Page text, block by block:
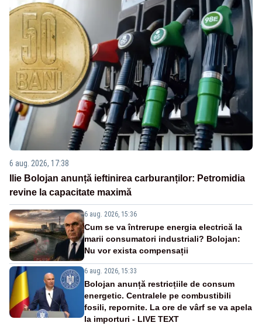
6 aug. 2026, 17:38
Ilie Bolojan anunță ieftinirea carburanților: Petromidia
revine la capacitate maximă
6 aug. 2026, 15:36
Cum se va întrerupe energia electrică la
marii consumatori industriali? Bolojan:
Nu vor exista compensații
6 aug. 2026, 15:33
Bolojan anunță restricțiile de consum
energetic. Centralele pe combustibili
fosili, repornite. La ore de vârf se va apela
la importuri - LIVE TEXT